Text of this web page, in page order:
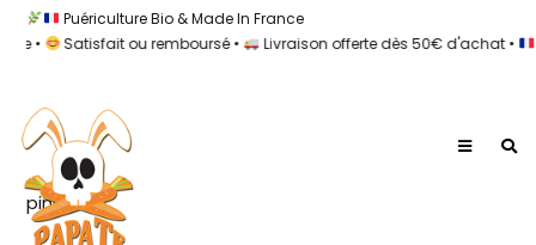
Puériculture Bio & Made In France
Satisfait ou remboursé • Livraison offerte dès 50€ d'achat •
pink